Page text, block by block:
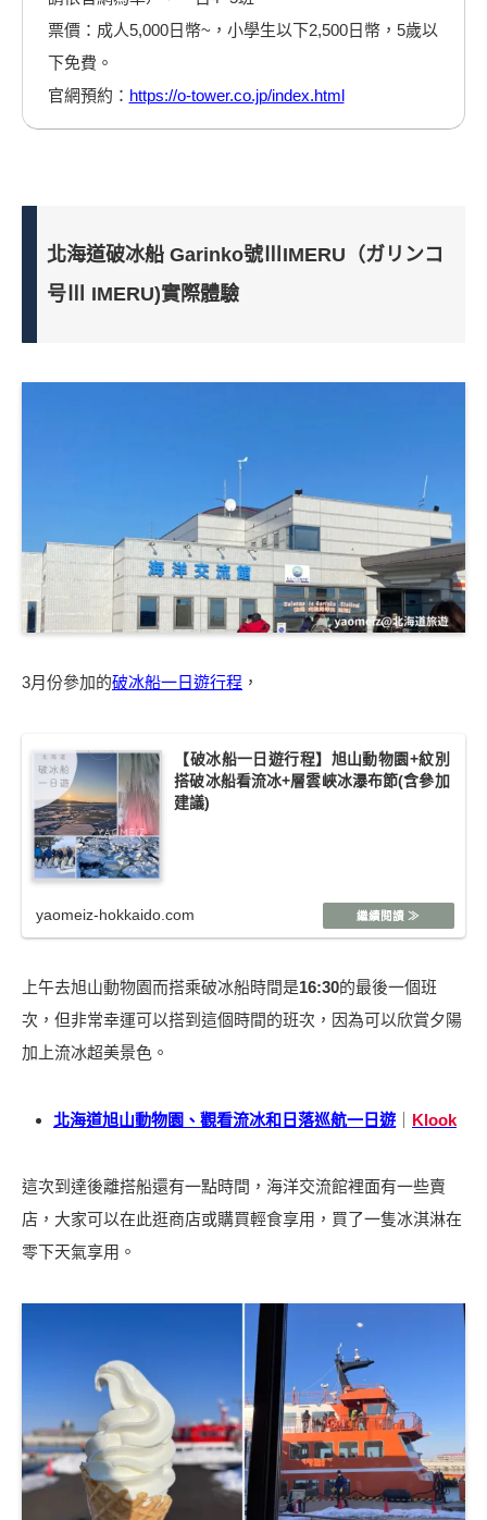
票價：成人5,000日幣~，小學生以下2,500日幣，5歲以
下免費。
官網預約： https://o-tower.co.jp/index.html
北海道破冰船 Garinko號ⅢIMERU（ガリンコ
号Ⅲ IMERU)實際體驗
3月份參加的破冰船一日遊行程 ，
【破冰船一日遊行程】旭山動物園+紋別
搭破冰船看流冰+層雲峽冰瀑布節(含參加
建議)
yaomeiz-hokkaido.com
上午去旭山動物園而搭乘破冰船時間是16:30的最後一個班
次，但非常幸運可以搭到這個時間的班次，因為可以欣賞夕陽
加上流冰超美景色。
北海道旭山動物園、觀看流冰和日落巡航一日遊 Klook
這次到達後離搭船還有一點時間，海洋交流館裡面有一些賣
店，大家可以在此逛商店或購買輕食享用，買了一隻冰淇淋在
零下天氣享用。